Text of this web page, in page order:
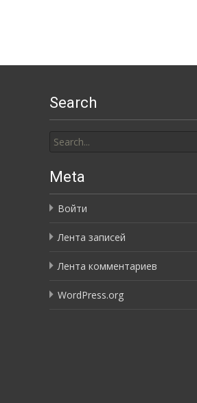
Search
for:
Meta
Войти
Лента записей
Лента комментариев
WordPress.org